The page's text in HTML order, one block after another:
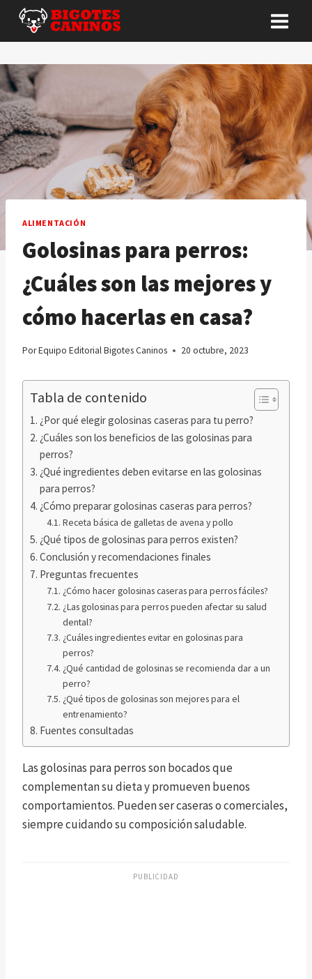
Saltar
contenido
ALIMENTACIÓN
Golosinas para perros:
¿Cuáles son las mejores y
cómo hacerlas en casa?
PorEquipo Editorial Bigotes Caninos 20 octubre, 2023
Tabla de contenido
¿Por qué elegir golosinas caseras para tu perro?
¿Cuáles son los beneficios de las golosinas para
perros?
¿Qué ingredientes deben evitarse en las golosinas
para perros?
¿Cómo preparar golosinas caseras para perros?
Receta básica de galletas de avena y pollo
¿Qué tipos de golosinas para perros existen?
Conclusión y recomendaciones finales
Preguntas frecuentes
¿Cómo hacer golosinas caseras para perros fáciles?
¿Las golosinas para perros pueden afectar su salud
dental?
¿Cuáles ingredientes evitar en golosinas para
perros?
¿Qué cantidad de golosinas se recomienda dar a un
perro?
¿Qué tipos de golosinas son mejores para el
entrenamiento?
Fuentes consultadas
Las golosinas para perros son bocados que
complementan su dieta y promueven buenos
comportamientos. Pueden ser caseras o comerciales,
siempre cuidando su composición saludable.
PUBLICIDAD